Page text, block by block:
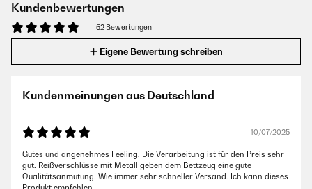
Kundenbewertungen
52 Bewertungen
Eigene Bewertung schreiben
Kundenmeinungen aus Deutschland
10/07/2025
Gutes und angenehmes Feeling. Die Verarbeitung ist für den Preis sehr
gut. Reißverschlüsse mit Metall geben dem Bettzeug eine gute
Qualitätsanmutung. Wie immer sehr schneller Versand. Ich kann dieses